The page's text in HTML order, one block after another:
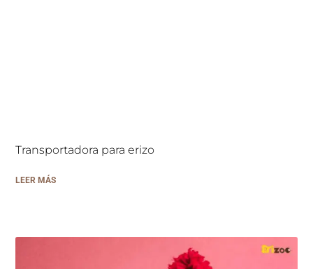
Transportadora para erizo
LEER MÁS